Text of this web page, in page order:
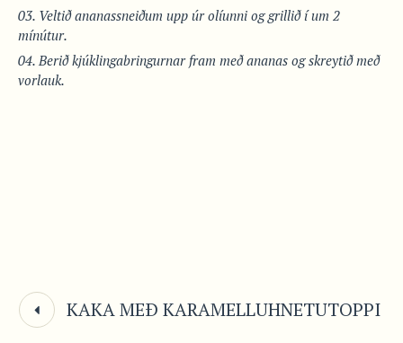
Veltið ananassneiðum upp úr olíunni og grillið í um 2
mínútur.
Berið kjúklingabringurnar fram með ananas og skreytið með
vorlauk.
KAKA MEÐ KARAMELLUHNETUTOPPI